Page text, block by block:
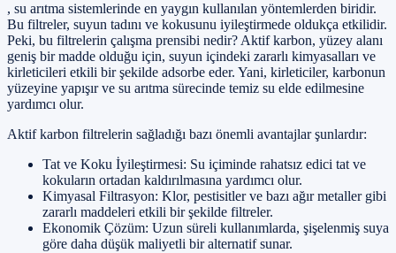
, su arıtma sistemlerinde en yaygın kullanılan yöntemlerden biridir.
Bu filtreler, suyun tadını ve kokusunu iyileştirmede oldukça etkilidir.
Peki, bu filtrelerin çalışma prensibi nedir? Aktif karbon, yüzey alanı
geniş bir madde olduğu için, suyun içindeki zararlı kimyasalları ve
kirleticileri etkili bir şekilde adsorbe eder. Yani, kirleticiler, karbonun
yüzeyine yapışır ve su arıtma sürecinde temiz su elde edilmesine
yardımcı olur.
Aktif karbon filtrelerin sağladığı bazı önemli avantajlar şunlardır:
Tat ve Koku İyileştirmesi: Su içiminde rahatsız edici tat ve
kokuların ortadan kaldırılmasına yardımcı olur.
Kimyasal Filtrasyon: Klor, pestisitler ve bazı ağır metaller gibi
zararlı maddeleri etkili bir şekilde filtreler.
Ekonomik Çözüm: Uzun süreli kullanımlarda, şişelenmiş suya
göre daha düşük maliyetli bir alternatif sunar.